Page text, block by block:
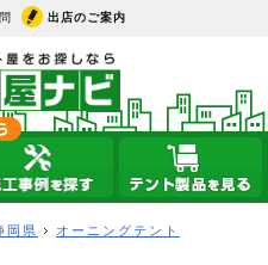
出店のご案内
岡県
オーニングテント